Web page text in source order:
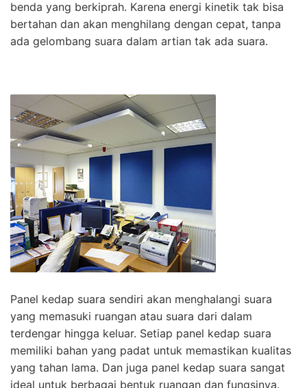
benda yang berkiprah. Karena energi kinetik tak bisa
bertahan dan akan menghilang dengan cepat, tanpa
ada gelombang suara dalam artian tak ada suara.
Panel kedap suara sendiri akan menghalangi suara
yang memasuki ruangan atau suara dari dalam
terdengar hingga keluar. Setiap panel kedap suara
memiliki bahan yang padat untuk memastikan kualitas
yang tahan lama. Dan juga panel kedap suara sangat
ideal untuk berbagai bentuk ruangan dan fungsinya.